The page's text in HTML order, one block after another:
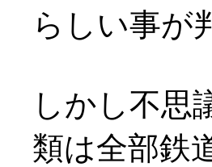
らしい事が
しかし不思
類は全部鉄